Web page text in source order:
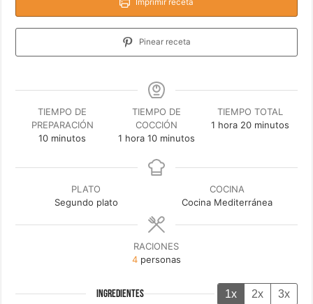
Imprimir receta
Pinear receta
TIEMPO DE
PREPARACIÓN
10minutos
minutos
TIEMPO DE
COCCIÓN
1hora
hora 10minutos
minutos
TIEMPO TOTAL
1 hora
hora 20minutos
minutos
PLATO
Segundo plato
COCINA
Cocina Mediterránea
RACIONES
4 personas
INGREDIENTES 1x 2x 3x